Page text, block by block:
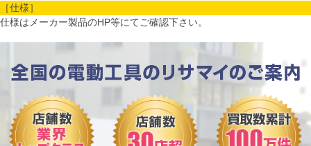
［仕様］
仕様はメーカー製品のHP等にてご確認下さい。